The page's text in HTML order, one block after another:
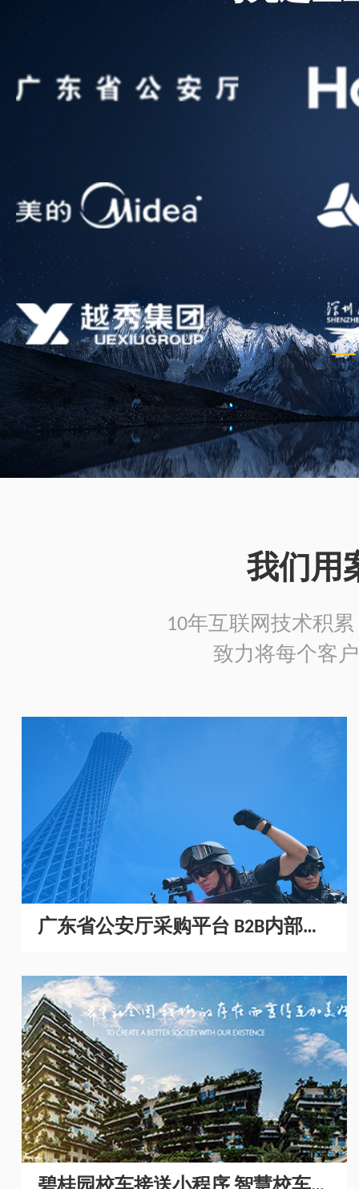
我们用
10年互联网技术积
致力将每个客
广东省公安厅采购平台 B2B内部采
购商城开发